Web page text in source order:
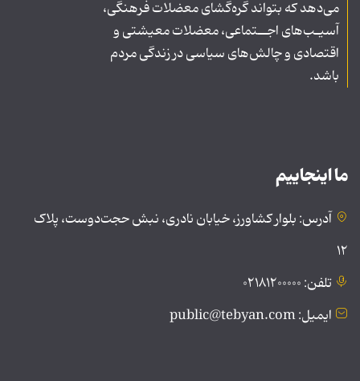
می‌دهد که بتواند گره‌گشای معضلات فرهنگی،
آسیـب‌های اجــتماعی، معضلات معیشتی و
اقتصادی و چالش‌های سیاسی در زندگی مردم
باشد.
ما اینجاییم
آدرس: بلوار کشاورز، خیابان نادری، نبش حجت‌دوست، پلاک
۱۲
تلفن: ۰۲۱۸۱۲۰۰۰۰۰
ایمیل: public@tebyan.com